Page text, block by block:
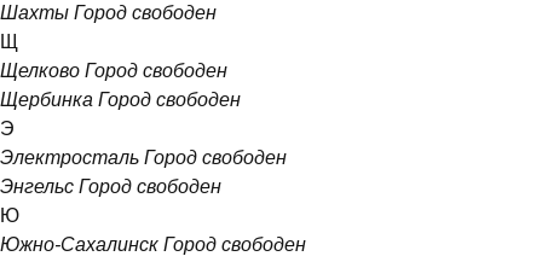
Шахты Город свободен
Щ
Щелково Город свободен
Щербинка Город свободен
Э
Электросталь Город свободен
Энгельс Город свободен
Ю
Южно-Сахалинск Город свободен